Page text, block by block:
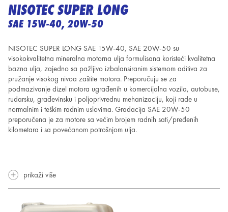
NISOTEC SUPER LONG
SAE 15W-40, 20W-50
NISOTEC SUPER LONG SAE 15W-40, SAE 20W-50 su
visokokvalitetna mineralna motorna ulja formulisana koristeći kvalitetna
bazna ulja, zajedno sa pažljivo izbalansiranim sistemom aditiva za
pružanje visokog nivoa zaštite motora. Preporučuju se za
podmazivanje dizel motora ugrađenih u komercijalna vozila, autobuse,
rudarsku, građevinsku i poljoprivrednu mehanizaciju, koji rade u
normalnim i teškim radnim uslovima. Gradacija SAE 20W-50
preporučena je za motore sa većim brojem radnih sati/pređenih
kilometara i sa povećanom potrošnjom ulja.
prikaži više